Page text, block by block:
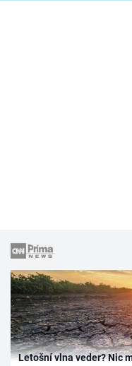
Letošní vlna veder? Nic